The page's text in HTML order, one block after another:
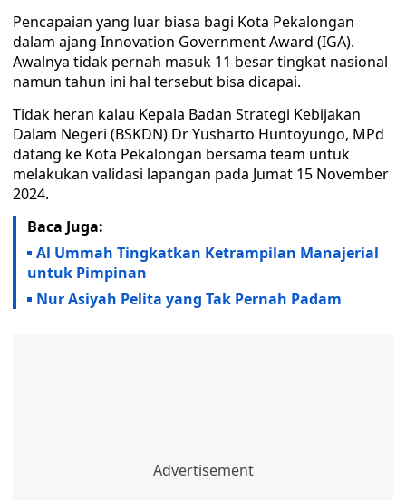
Pencapaian yang luar biasa bagi Kota Pekalongan
dalam ajang Innovation Government Award (IGA).
Awalnya tidak pernah masuk 11 besar tingkat nasional
namun tahun ini hal tersebut bisa dicapai.
Tidak heran kalau Kepala Badan Strategi Kebijakan
Dalam Negeri (BSKDN) Dr Yusharto Huntoyungo, MPd
datang ke Kota Pekalongan bersama team untuk
melakukan validasi lapangan pada Jumat 15 November
2024.
Baca Juga:
Al Ummah Tingkatkan Ketrampilan Manajerial
untuk Pimpinan
Nur Asiyah Pelita yang Tak Pernah Padam